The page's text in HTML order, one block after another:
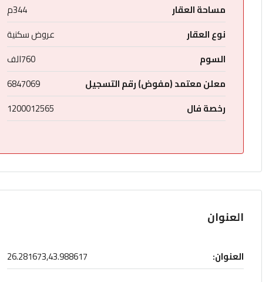
مساحة العقار
344م
نوع العقار
عروض سكنية
السوم
760الف
معلن معتمد (مفوض) رقم التسجيل
6847069
رخصة فال
1200012565
العنوان
العنوان: 26.281673,43.988617